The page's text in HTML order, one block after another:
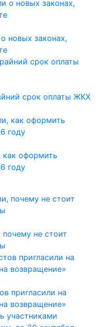
новых законах,
срок оплаты ЖКХ
как оформить
году
не стоит
пригласили на
возвращение»